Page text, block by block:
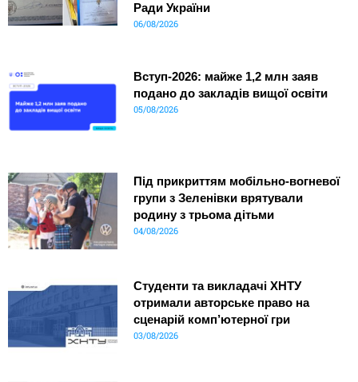
Ради України
06/08/2026
Вступ-2026: майже 1,2 млн заяв
подано до закладів вищої освіти
05/08/2026
Під прикриттям мобільно-вогневої
групи з Зеленівки врятували
родину з трьома дітьми
04/08/2026
Студенти та викладачі ХНТУ
отримали авторське право на
сценарій комп’ютерної гри
03/08/2026